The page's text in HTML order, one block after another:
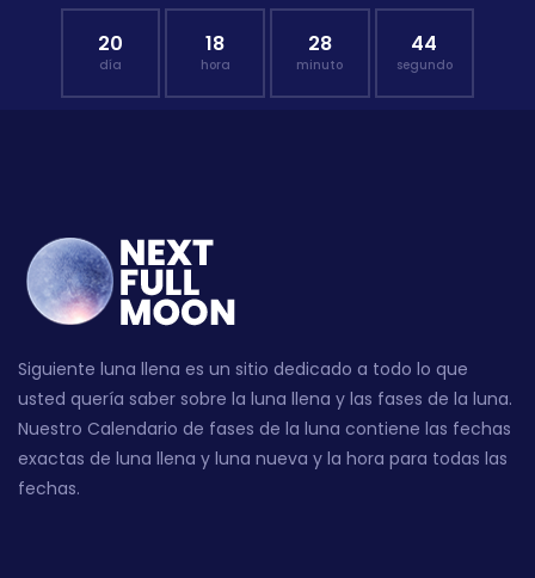
20
día
18
hora
28
minuto
43
segundo
Siguiente luna llena es un sitio dedicado a todo lo que
usted quería saber sobre la luna llena y las fases de la luna.
Nuestro Calendario de fases de la luna contiene las fechas
exactas de luna llena y luna nueva y la hora para todas las
fechas.